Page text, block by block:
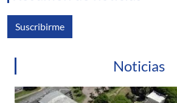
Suscribirme
Noticias